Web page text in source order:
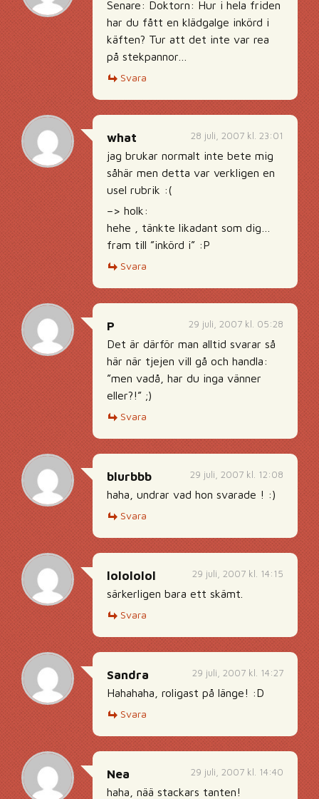
Senare: Doktorn: Hur i hela friden
har du fått en klädgalge inkörd i
käften? Tur att det inte var rea
på stekpannor…
Svara
28 juli, 2007 kl. 23:01
what
jag brukar normalt inte bete mig
såhär men detta var verkligen en
usel rubrik :(
–> holk:
hehe , tänkte likadant som dig…
fram till ”inkörd i” :P
Svara
29 juli, 2007 kl. 05:28
P
Det är därför man alltid svarar så
här när tjejen vill gå och handla:
”men vadå, har du inga vänner
eller?!” ;)
Svara
29 juli, 2007 kl. 12:08
blurbbb
haha, undrar vad hon svarade ! :)
Svara
29 juli, 2007 kl. 14:15
lolololol
särkerligen bara ett skämt.
Svara
29 juli, 2007 kl. 14:27
Sandra
Hahahaha, roligast på länge! :D
Svara
29 juli, 2007 kl. 14:40
Nea
haha, nää stackars tanten!